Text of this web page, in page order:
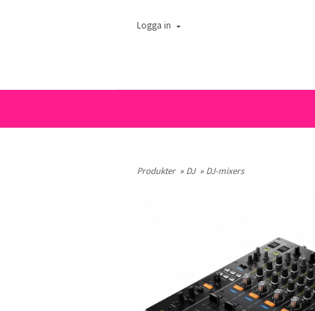
Logga in
Produkter » DJ » DJ-mixers